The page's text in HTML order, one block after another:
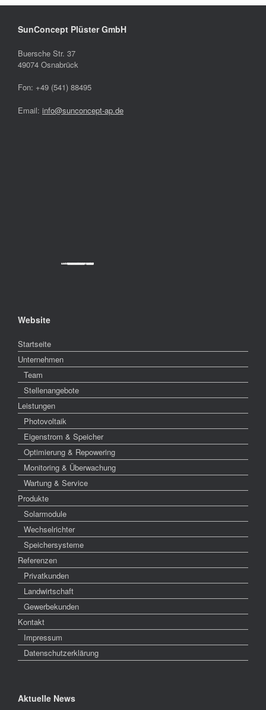
SunConcept Plüster GmbH
Buersche Str. 37
49074 Osnabrück
Fon: +49 (541) 88495
Email: info@sunconcept-ap.de
Powered by &cheap tickets
Website
Startseite
Unternehmen
Team
Stellenangebote
Leistungen
Photovoltaik
Eigenstrom & Speicher
Optimierung & Repowering
Monitoring & Überwachung
Wartung & Service
Produkte
Solarmodule
Wechselrichter
Speichersysteme
Referenzen
Privatkunden
Landwirtschaft
Gewerbekunden
Kontakt
Impressum
Datenschutzerklärung
Aktuelle News